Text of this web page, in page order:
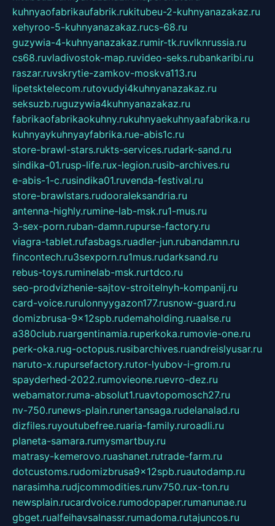
kuhnyaofabrikaufabrik.rukitubeu-2-kuhnyanazakaz.ru
xehyroo-5-kuhnyanazakaz.rucs-68.ru
guzywia-4-kuhnyanazakaz.rumir-tk.ruvlknrussia.ru
cs68.ruvladivostok-map.ruvideo-seks.rubankaribi.ru
raszar.ruvskrytie-zamkov-moskva113.ru
lipetsktelecom.rutovudyi4kuhnyanazakaz.ru
seksuzb.ruguzywia4kuhnyanazakaz.ru
fabrikaofabrikaokuhny.rukuhnyaekuhnyaafabrika.ru
kuhnyaykuhnyayfabrika.rue-abis1c.ru
store-brawl-stars.rukts-services.rudark-sand.ru
sindika-01.rusp-life.rux-legion.rusib-archives.ru
e-abis-1-c.rusindika01.ruvenda-festival.ru
store-brawlstars.rudooraleksandria.ru
antenna-highly.rumine-lab-msk.ru1-mus.ru
3-sex-porn.ruban-damn.rupurse-factory.ru
viagra-tablet.rufasbags.ruadler-jun.rubandamn.ru
fincontech.ru3sexporn.ru1mus.rudarksand.ru
rebus-toys.ruminelab-msk.rurtdco.ru
seo-prodvizhenie-sajtov-stroitelnyh-kompanij.ru
card-voice.rurulonnyygazon177.rusnow-guard.ru
domizbrusa-9x12spb.rudemaholding.ruaalse.ru
a380club.ruargentinamia.ruperkoka.rumovie-one.ru
perk-oka.rug-octopus.rusibarchives.ruandreislyusar.ru
naruto-x.rupursefactory.rutor-lyubov-i-grom.ru
spayderhed-2022.rumovieone.ruevro-dez.ru
webamator.ruma-absolut1.ruavtopomosch27.ru
nv-750.runews-plain.runertansaga.rudelanalad.ru
dizfiles.ruyoutubefree.ruaria-family.ruroadli.ru
planeta-samara.rumysmartbuy.ru
matrasy-kemerovo.ruashanet.rutrade-farm.ru
dotcustoms.rudomizbrusa9x12spb.ruautodamp.ru
narasimha.rudjcommodities.runv750.rux-ton.ru
newsplain.rucardvoice.rumodopaper.rumanunae.ru
gbget.rualfeihavsalnassr.rumadoma.rutajuncos.ru